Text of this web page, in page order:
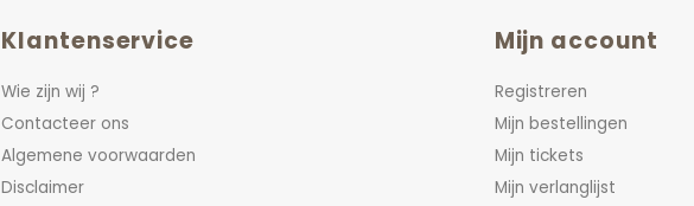
Klantenservice
Wie zijn wij ?
Contacteer ons
Algemene voorwaarden
Disclaimer
Mijn account
Registreren
Mijn bestellingen
Mijn tickets
Mijn verlanglijst